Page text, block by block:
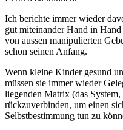
Ich berichte immer wieder
gut miteinander Hand in
von aussen manipulierten
schon seinen Anfang.
Wenn kleine Kinder gesund
müssen sie immer wieder
liegenden Matrix (das
rückzuverbinden, um einen
Selbstbestimmung tun zu